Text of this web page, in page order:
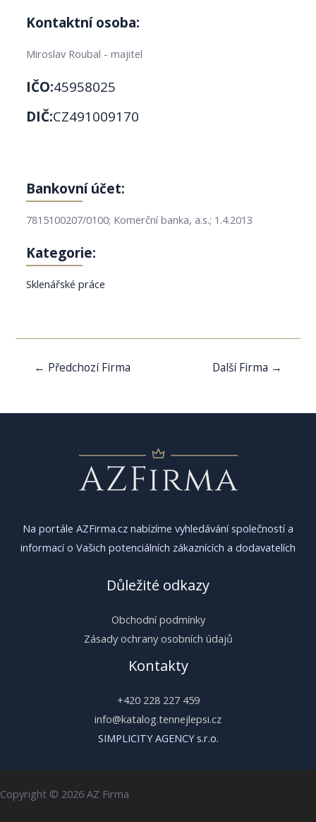
Kontaktní osoba:
Miroslav Roubal - majitel
IČO:45958025
DIČ:CZ491009170
Bankovní účet:
7815100207/0100; Komerční banka, a.s.; 1.4.2013
Kategorie:
Sklenářské práce
Navigace
← Předchozí Firma Další Firma →
Na portále AZFirma.cz nabízíme vyhledávání společností a
informací o Vašich potenciálních zákaznících a dodavatelích
Důležité odkazy
Obchodní podmínky
Zásady ochrany osobních údajů
Kontakty
+420 228 227 459
info@katalog.tennejlepsi.cz
SIMPLICITY AGENCY s.r.o.
Copyright © 2026 AZ Firma